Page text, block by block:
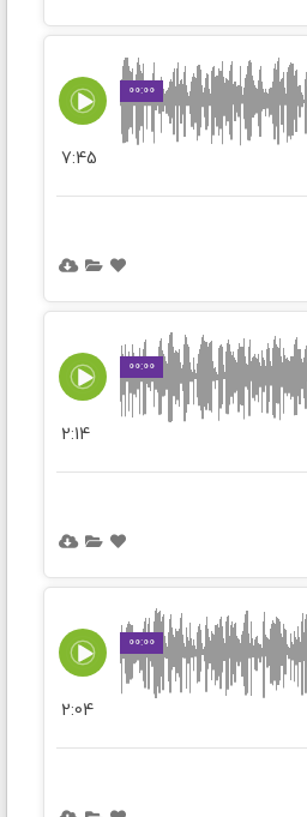
00:00
7:45
00:00
2:14
00:00
2:04